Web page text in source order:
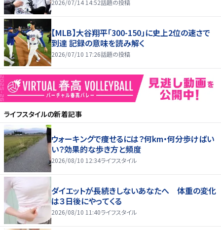
2026/07/14 14:52話題の投稿
【MLB】大谷翔平「300-150」に史上2位の速さで
到達 記録の意味を読み解く
2026/07/10 17:26話題の投稿
ライフスタイルの新着記事
ウォーキングで痩せるには？何km・何分歩けばい
い？効果的な歩き方と頻度
2026/08/10 12:34ライフスタイル
ダイエットが長続きしないあなたへ 体重の変化
は３日後にやってくる
2026/08/10 11:40ライフスタイル